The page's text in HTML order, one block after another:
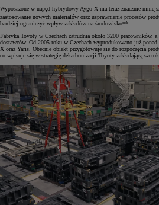
Wyposażone w napęd hybrydowy Aygo X ma teraz znacznie
zastosowanie nowych materiałów oraz usprawnienie procesów
bardziej ograniczyć wpływ zakładów na środowisko**.
Fabryka Toyoty w Czechach zatrudnia około 3200 pracowników,
dostawców. Od 2005 roku w Czechach wyprodukowano już
X oraz Yaris. Obecnie obiekt przygotowuje się do rozpoczęcia
co wpisuje się w strategię dekarbonizacji Toyoty zakładającą